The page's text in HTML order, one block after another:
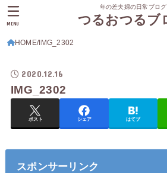
年の差夫婦の日常ブログ
つるおつるブ
MENU
HOME IMG_2302
2020.12.16
IMG_2302
ポスト シェア はてブ
スポンサーリンク